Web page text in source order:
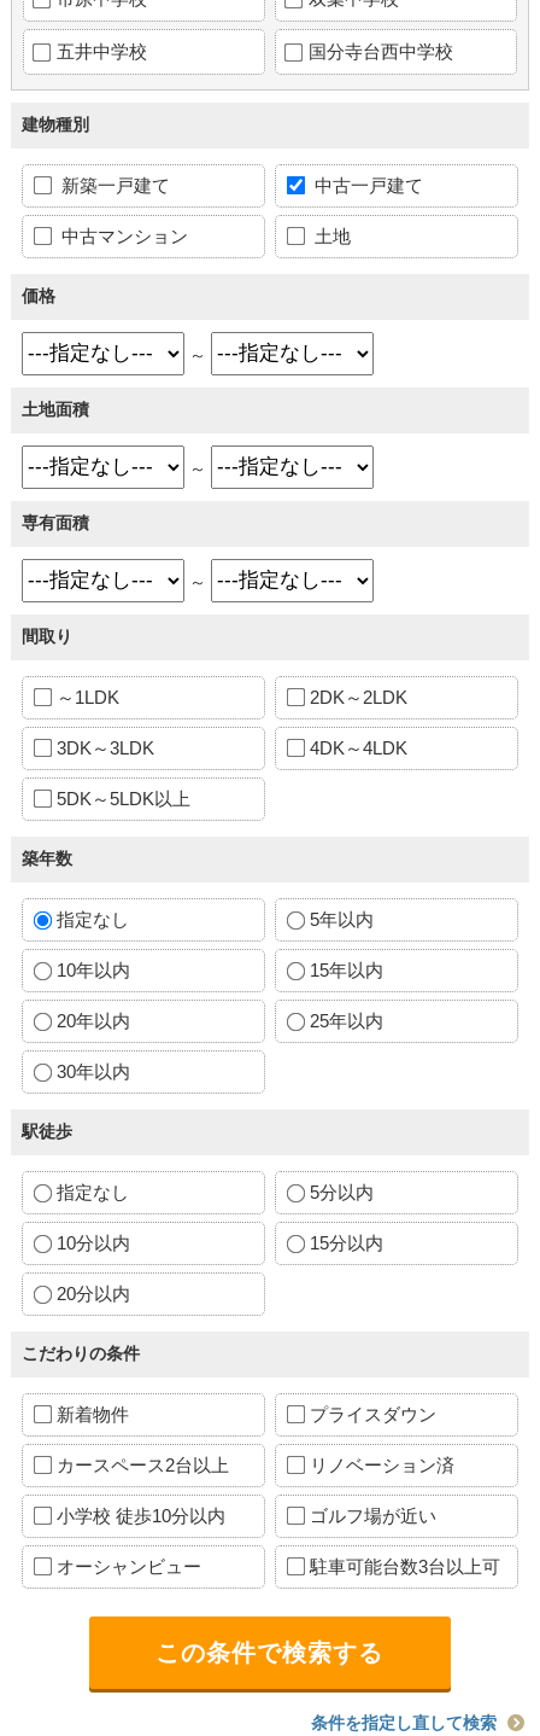
五井中学校 国分寺台西中学校
建物種別
新築一戸建て 中古一戸建て
中古マンション 土地
価格
～
土地面積
～
専有面積
～
間取り
～1LDK 2DK～2LDK
3DK～3LDK 4DK～4LDK
5DK～5LDK以上
築年数
指定なし 5年以内
10年以内 15年以内
20年以内 25年以内
30年以内
駅徒歩
指定なし 5分以内
10分以内 15分以内
20分以内
こだわりの条件
新着物件 プライスダウン
カースペース2台以上 リノベーション済
小学校 徒歩10分以内 ゴルフ場が近い
オーシャンビュー 駐車可能台数3台以上可
条件を指定し直して検索